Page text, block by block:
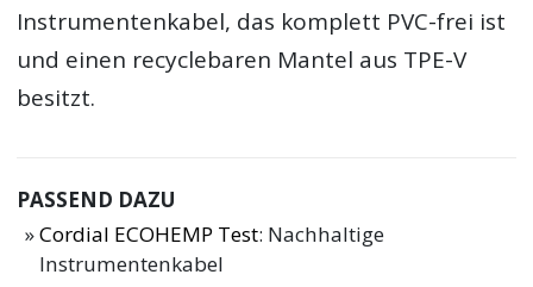
Instrumentenkabel, das komplett PVC-frei ist
und einen recyclebaren Mantel aus TPE-V
besitzt.
PASSEND DAZU
Cordial ECOHEMP Test: Nachhaltige
Instrumentenkabel